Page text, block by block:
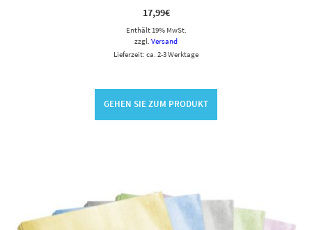
17,99€
Enthält 19% MwSt.
zzgl. Versand
Lieferzeit: ca. 2-3 Werktage
GEHEN SIE ZUM PRODUKT